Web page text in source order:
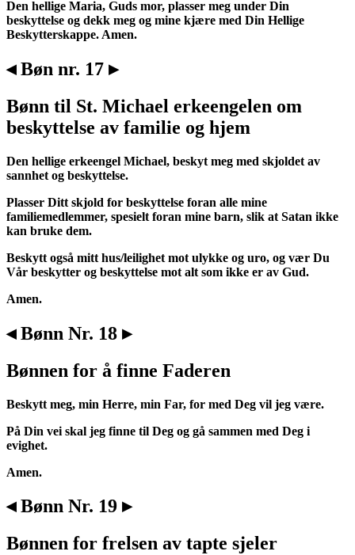
Den hellige Maria, Guds mor, plasser meg under Din
beskyttelse og dekk meg og mine kjære med Din Hellige
Beskytterskappe. Amen.
◂ Bøn nr. 17 ▸
Bønn til St. Michael erkeengelen om
beskyttelse av familie og hjem
Den hellige erkeengel Michael, beskyt meg med skjoldet av
sannhet og beskyttelse.
Plasser Ditt skjold for beskyttelse foran alle mine
familiemedlemmer, spesielt foran mine barn, slik at Satan ikke
kan bruke dem.
Beskytt også mitt hus/leilighet mot ulykke og uro, og vær Du
Vår beskytter og beskyttelse mot alt som ikke er av Gud.
Amen.
◂ Bønn Nr. 18 ▸
Bønnen for å finne Faderen
Beskytt meg, min Herre, min Far, for med Deg vil jeg være.
På Din vei skal jeg finne til Deg og gå sammen med Deg i
evighet.
Amen.
◂ Bønn Nr. 19 ▸
Bønnen for frelsen av tapte sjeler